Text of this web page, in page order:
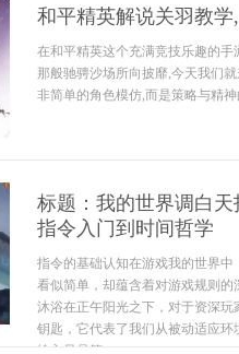
和平精英解说关羽教
在和平精英这个充满竞技乐趣的
那般驰骋沙场所向披靡,今天我们
非简单的角色模仿,而是策略与精
标题：我的世界调白
指令入门到时间哲学
指令的基础认知在游戏我的世界
看似简单，却蕴含着对游戏规则的
沐浴在正午阳光之下，对于资深
钥匙，它代表了我们从被动适应
输入只是第...